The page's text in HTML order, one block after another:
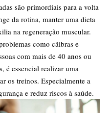
são primordiais para a volta
da rotina, manter uma dieta
na regeneração muscular.
como cãibras e
com mais de 40 anos ou
é essencial realizar uma
os treinos. Especialmente a
e reduz riscos à saúde.